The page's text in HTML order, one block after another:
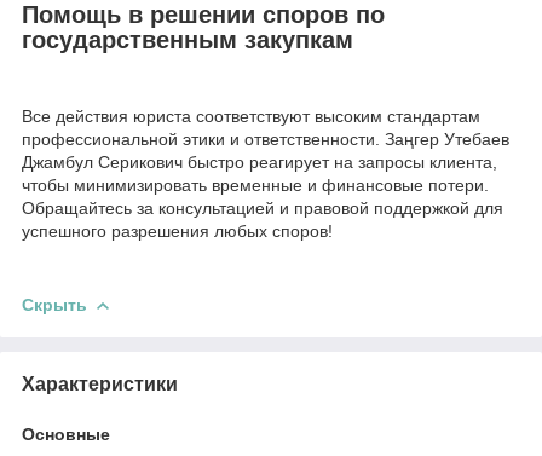
Помощь в решении споров по
государственным закупкам
Все действия юриста соответствуют высоким стандартам
профессиональной этики и ответственности. Заңгер Утебаев
Джамбул Серикович быстро реагирует на запросы клиента,
чтобы минимизировать временные и финансовые потери.
Обращайтесь за консультацией и правовой поддержкой для
успешного разрешения любых споров!
Скрыть
Характеристики
Основные